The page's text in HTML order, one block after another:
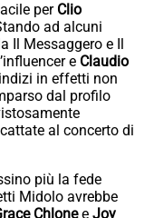
per Clio
ad alcuni
Il Messaggero e Il
e Claudio
in effetti non
dal profilo
al concerto di
più la fede
Midolo avrebbe
Chlonee Joy